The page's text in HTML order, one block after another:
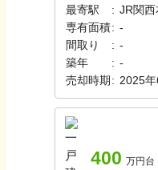
最寄駅
: JR関西
専有面積: -
間取り
: -
築年
: -
売却時期 : 2025年
400 万円台